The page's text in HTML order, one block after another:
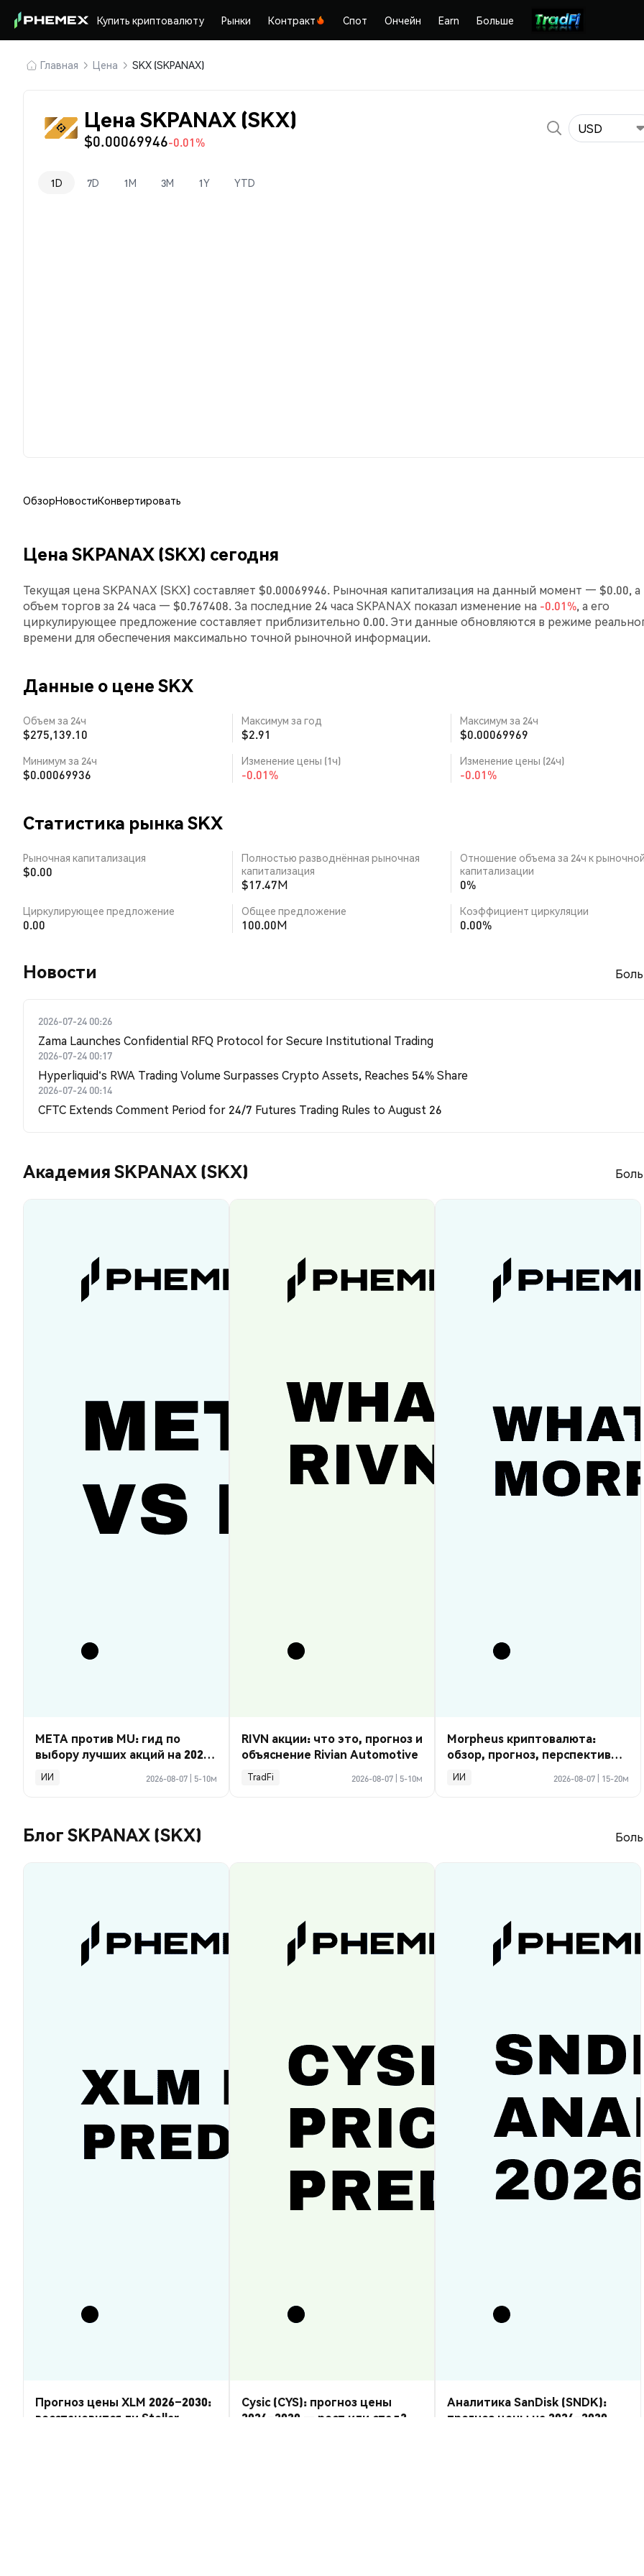
Купить криптовалюту Рынки Контракт Спот Ончейн Earn Больше
Главная Цена SKX (SKPANAX)
Цена SKPANAX (SKX)
$0.00069946-0.01%
USD
1D 7D 1M 3M 1Y YTD
ОбзорНовостиКонвертировать
Цена SKPANAX (SKX) сегодня
Текущая цена SKPANAX (SKX) составляет $0.00069946. Рыночная капитализация на данный момент — $0.00, а
объем торгов за 24 часа — $0.767408. За последние 24 часа SKPANAX показал изменение на -0.01%, а его
циркулирующее предложение составляет приблизительно 0.00. Эти данные обновляются в режиме
времени для обеспечения максимально точной рыночной информации.
Данные о цене SKX
Объем за 24ч
$275,139.10
Максимум за год
$2.91
Максимум за 24ч
$0.00069969
Минимум за 24ч
$0.00069936
Изменение цены (1ч)
-0.01%
Изменение цены (24ч)
-0.01%
Статистика рынка SKX
Рыночная капитализация
$0.00
Полностью разводнённая рыночная
капитализация
$17.47M
Отношение объема за 24ч к
капитализации
0%
Циркулирующее предложение
0.00
Общее предложение
100.00M
Коэффициент циркуляции
0.00%
Новости
2026-07-24 00:26
Zama Launches Confidential RFQ Protocol for Secure Institutional Trading
2026-07-24 00:17
Hyperliquid's RWA Trading Volume Surpasses Crypto Assets, Reaches 54% Share
2026-07-24 00:14
CFTC Extends Comment Period for 24/7 Futures Trading Rules to August 26
Академия SKPANAX (SKX)
META против MU: гид по
выбору лучших акций на 2026
год
ИИ 2026-08-07 5-10м
RIVN акции: что это, прогноз и
объяснение Rivian Automotive
TradFi 2026-08-07 5-10м
Morpheus криптовалюта:
обзор, прогноз, перспективы
2026
ИИ 2026-08-07 15-20м
Блог SKPANAX (SKX)
Прогноз цены XLM 2026–2030:
восстановится ли Stellar
Cysic (CYS): прогноз цены
2026–2030 — рост или спад?
Аналитика SanDisk (SNDK):
прогноз цены на 2026–2030,